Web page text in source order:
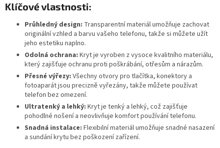
Klíčové vlastnosti:
Průhledný design: Transparentní materiál umožňuje zachovat
originální vzhled a barvu vašeho telefonu, takže si můžete užít
jeho estetiku naplno.
Odolná ochrana: Kryt je vyroben z vysoce kvalitního materiálu,
který zajišťuje ochranu proti poškrábání, otřesům a nárazům.
Přesné výřezy: Všechny otvory pro tlačítka, konektory a
fotoaparát jsou precizně vyřezány, takže můžete používat
telefon bez omezení.
Ultratenký a lehký: Kryt je tenký a lehký, což zajišťuje
pohodlné nošení a neovlivňuje komfort používání telefonu.
Snadná instalace: Flexibilní materiál umožňuje snadné nasazení
a sundání krytu bez poškození zařízení.